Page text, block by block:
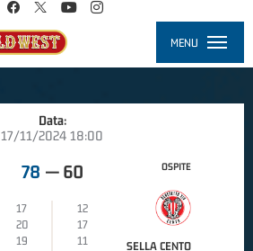
MENU
Data:
17/11/2024 18:00
78 — 60
17
12
20
17
19
11
OSPITE
SELLA CENTO